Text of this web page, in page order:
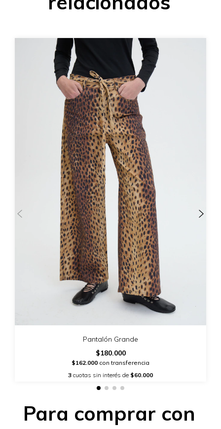
Pantalón Grande
$180.000
$162.000 con transferencia
3 cuotas sin interés de $60.000
Para comprar con